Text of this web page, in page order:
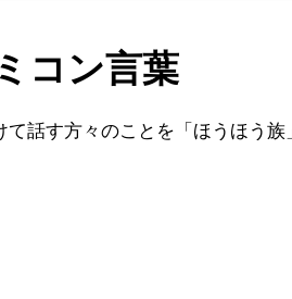
コン言葉
話す方々のことを「ほうほう族